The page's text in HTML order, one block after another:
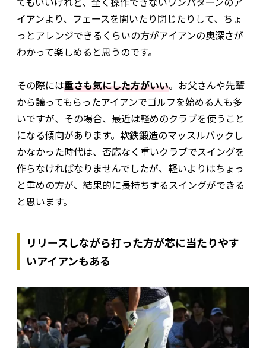
イアンより、フェースを開いたり閉じたりして、ちょ
っとアレンジできるくらいの方がアイアンの奥深さが
わかって楽しめると思うのです。
その際には重さも気にした方がいい。お父さんや先輩
から譲ってもらったアイアンでゴルフを始める人も多
いですが、その場合、最近は軽めのクラブを使うこと
になる傾向があります。軟鉄鍛造のマッスルバックし
かなかった時代は、否応なく重いクラブでスイングを
作らなければなりませんでしたが、軽いよりはちょっ
と重めの方が、結果的に長持ちするスイングができる
と思います。
リリースしながら打った方が芯に当たりやす
いアイアンもある